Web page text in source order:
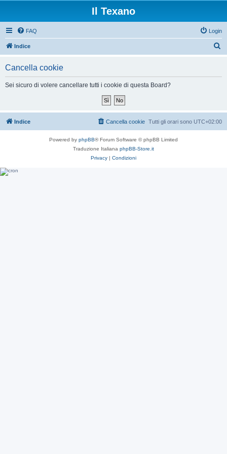
Il Texano
FAQ Login
Indice
Cancella cookie
Sei sicuro di volere cancellare tutti i cookie di questa Board?
Indice Tutti gli orari sono UTC+02:00
Cancella cookie
Powered by phpBB® Forum Software © phpBB Limited
Traduzione Italiana phpBB-Store.it
Privacy | Condizioni